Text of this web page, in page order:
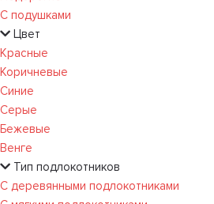
С подушками
Цвет
Красные
Коричневые
Синие
Серые
Бежевые
Венге
Тип подлокотников
С деревянными подлокотниками